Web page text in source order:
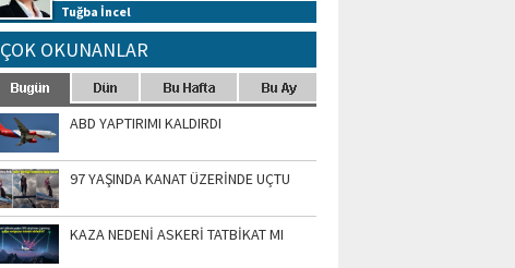
Tuğba İncel
ÇOK OKUNANLAR
ABD YAPTIRIMI KALDIRDI
97 YAŞINDA KANAT ÜZERİNDE UÇTU
KAZA NEDENİ ASKERİ TATBİKAT MI